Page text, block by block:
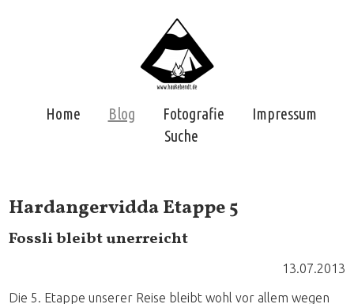
Home Blog Fotografie
Impressum
Suche
Hardangervidda Etappe 5
Fossli bleibt unerreicht
13.07.2013
Die 5. Etappe unserer Reise bleibt wohl vor allem wegen